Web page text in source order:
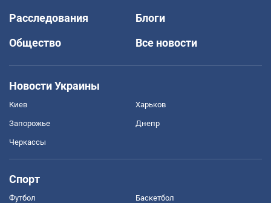
Расследования
Блоги
Общество
Все новости
Новости Украины
Киев Харьков
Запорожье Днепр
Черкассы
Спорт
Футбол Баскетбол